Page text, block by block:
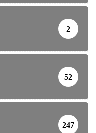
2
52
247